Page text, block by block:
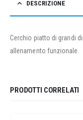
DESCRIZIONE
Cerchio piatto di grandi
allenamento funzionale.
PRODOTTI CORRELATI